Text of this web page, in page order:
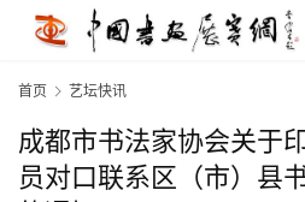
首页 艺坛快讯
成都市书法家协会关于
员对口联系区（市）县